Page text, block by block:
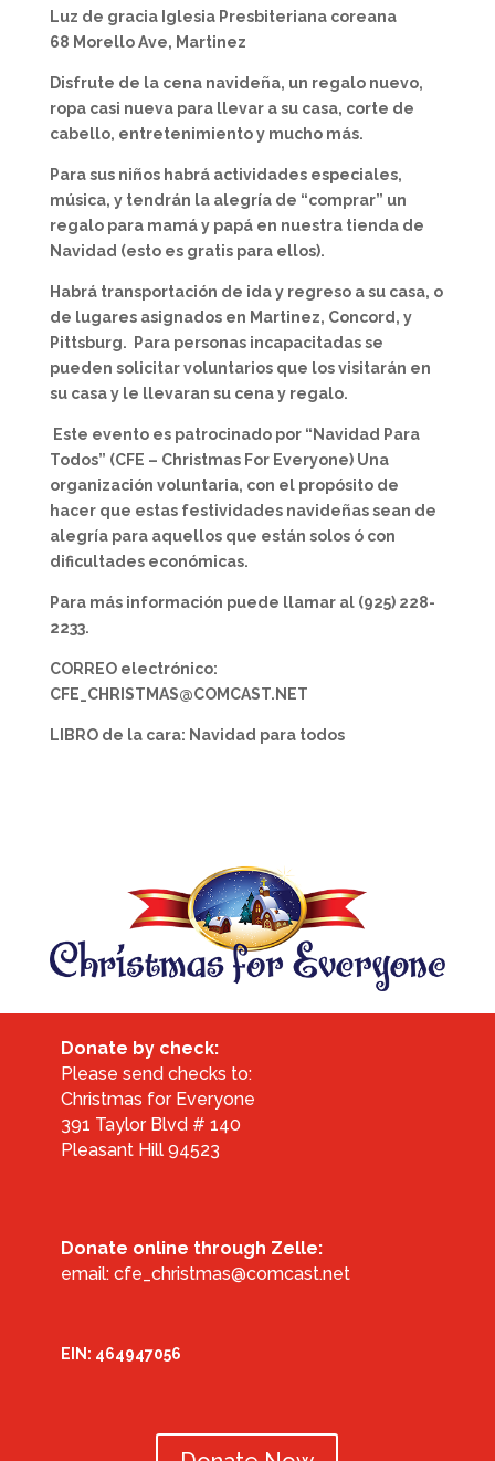
Luz de gracia Iglesia Presbiteriana coreana
68 Morello Ave, Martinez
Disfrute de la cena navideña, un regalo nuevo,
ropa casi nueva para llevar a su casa, corte de
cabello, entretenimiento y mucho más.
Para sus niños habrá actividades especiales,
música, y tendrán la alegría de “comprar” un
regalo para mamá y papá en nuestra tienda de
Navidad (esto es gratis para ellos).
Habrá transportación de ida y regreso a su casa, o
de lugares asignados en Martinez, Concord, y
Pittsburg. Para personas incapacitadas se
pueden solicitar voluntarios que los visitarán en
su casa y le llevaran su cena y regalo.
Este evento es patrocinado por “Navidad Para
Todos” (CFE – Christmas For Everyone) Una
organización voluntaria, con el propósito de
hacer que estas festividades navideñas sean de
alegría para aquellos que están solos ó con
dificultades económicas.
Para más información puede llamar al (925) 228-
2233.
CORREO electrónico:
CFE_CHRISTMAS@COMCAST.NET
LIBRO de la cara: Navidad para todos
Donate by check:
Please send checks to:
Christmas for Everyone
391 Taylor Blvd # 140
Pleasant Hill 94523
Donate online through Zelle:
email: cfe_christmas@comcast.net
EIN: 464947056